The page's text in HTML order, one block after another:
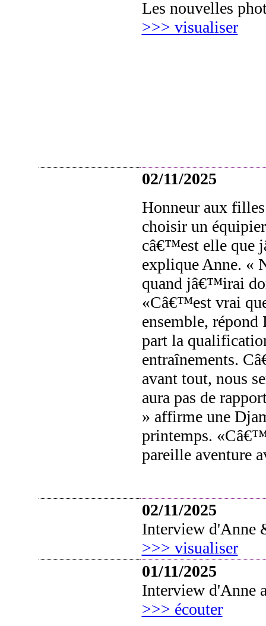
Les nouvelles
>>> visualiser
02/11/2025
Honneur aux
choisir un
câ€™est elle que
explique Anne. «
quand jâ€™irai
«Câ€™est vrai
ensemble,
part la
entraînements.
avant tout, nous
aura pas de
» affirme une
printemps.
pareille aventure
02/11/2025
Interview d'Anne
>>> visualiser
01/11/2025
Interview d'Anne
>>> écouter